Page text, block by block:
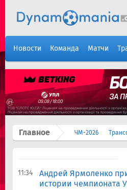
Новости Команда Матчи
Главное ЧМ-2026
11:34
Андрей Ярмоленко
истории чемпионата